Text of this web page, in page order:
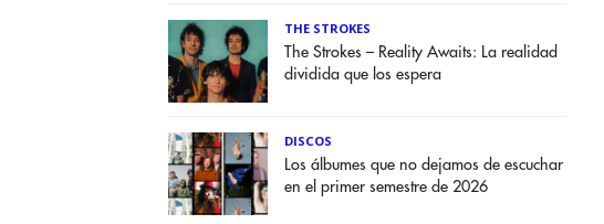
THE STROKES
The Strokes – Reality Awaits: La realidad
dividida que los espera
DISCOS
Los álbumes que no dejamos de escuchar
en el primer semestre de 2026